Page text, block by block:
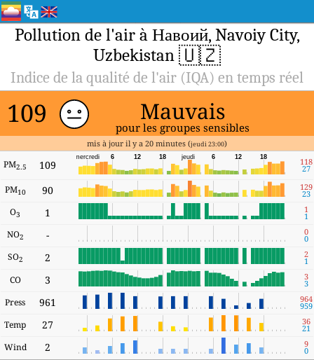
Pollution de l'air à Навоий, Navoiy City,
Uzbekistan 🇺🇿
Indice de la qualité de l'air (IQA) en temps réel
109 Mauvais
pour les groupes sensibles
mis à jour il y a 20 minutes (jeudi 23:00)
PM2.5 109
18
12
6
jeudi
18
12
6
mercredi 118
27
PM10 90 129
23
O3 1 1
1
NO2 - 0
0
SO2 2 2
1
CO 3 3
3
Press 961 964
959
Temp 27 36
21
Wind 2 9
0